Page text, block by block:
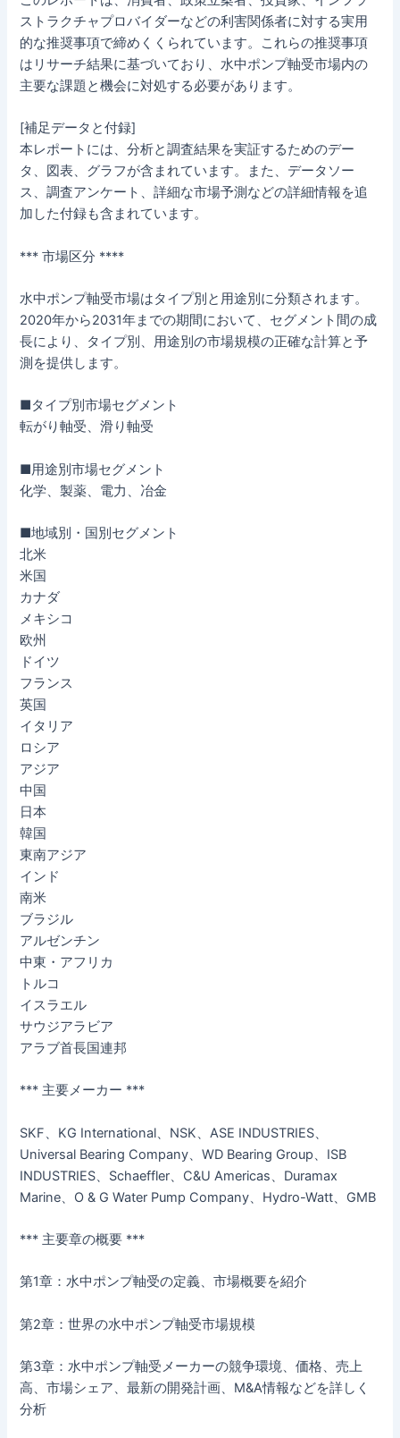
ストラクチャプロバイダーなどの利害関係者に対する実用
的な推奨事項で締めくくられています。これらの推奨事項
はリサーチ結果に基づいており、水中ポンプ軸受市場内の
主要な課題と機会に対処する必要があります。
[補足データと付録]
本レポートには、分析と調査結果を実証するためのデー
タ、図表、グラフが含まれています。また、データソー
ス、調査アンケート、詳細な市場予測などの詳細情報を追
加した付録も含まれています。
*** 市場区分 ****
水中ポンプ軸受市場はタイプ別と用途別に分類されます。
2020年から2031年までの期間において、セグメント間の成
長により、タイプ別、用途別の市場規模の正確な計算と予
測を提供します。
■タイプ別市場セグメント
転がり軸受、滑り軸受
■用途別市場セグメント
化学、製薬、電力、冶金
■地域別・国別セグメント
北米
米国
カナダ
メキシコ
欧州
ドイツ
フランス
英国
イタリア
ロシア
アジア
中国
日本
韓国
東南アジア
インド
南米
ブラジル
アルゼンチン
中東・アフリカ
トルコ
イスラエル
サウジアラビア
アラブ首長国連邦
*** 主要メーカー ***
SKF、KG International、NSK、ASE INDUSTRIES、
Universal Bearing Company、WD Bearing Group、ISB
INDUSTRIES、Schaeffler、C&U Americas、Duramax
Marine、O & G Water Pump Company、Hydro-Watt、GMB
*** 主要章の概要 ***
第1章：水中ポンプ軸受の定義、市場概要を紹介
第2章：世界の水中ポンプ軸受市場規模
第3章：水中ポンプ軸受メーカーの競争環境、価格、売上
高、市場シェア、最新の開発計画、M&A情報などを詳しく
分析